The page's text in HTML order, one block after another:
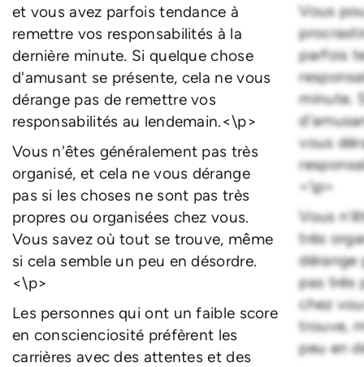
et vous avez parfois tendance à
remettre vos responsabilités à la
dernière minute. Si quelque chose
d'amusant se présente, cela ne vous
dérange pas de remettre vos
responsabilités au lendemain.<\p>
Vous n'êtes généralement pas très
organisé, et cela ne vous dérange
pas si les choses ne sont pas très
propres ou organisées chez vous.
Vous savez où tout se trouve, même
si cela semble un peu en désordre.
<\p>
Les personnes qui ont un faible score
en conscienciosité préfèrent les
carrières avec des attentes et des
Vous
parfois
minute.
vous
<\p>
Vous
très
dérange
pas très
chez
trouve,
peu en